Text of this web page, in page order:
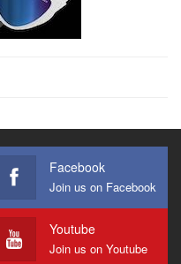
Facebook
Join us on Facebook
Youtube
Join us on Youtube